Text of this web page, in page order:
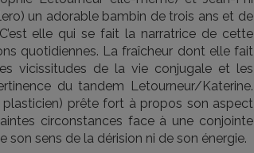
un adorable bambin de trois ans et de
elle qui se fait la narratrice de cette
quotidiennes. La fraîcheur dont elle fait
vicissitudes de la vie conjugale et les
du tandem Letourneur/Katerine.
plasticien) prête fort à propos son aspect
circonstances face à une conjointe
son sens de la dérision ni de son énergie.